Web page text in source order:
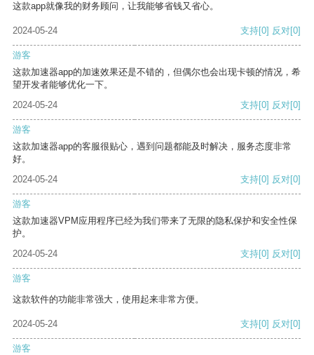
这款app就像我的财务顾问，让我能够省钱又省心。
2024-05-24 支持[0] 反对[0]
游客
这款加速器app的加速效果还是不错的，但偶尔也会出现卡顿的情况，希
望开发者能够优化一下。
2024-05-24
支持[0] 反对[0]
游客
这款加速器app的客服很贴心，遇到问题都能及时解决，服务态度非常
好。
2024-05-24
支持[0] 反对[0]
游客
这款加速器VPM应用程序已经为我们带来了无限的隐私保护和安全性保
护。
2024-05-24
支持[0] 反对[0]
游客
这款软件的功能非常强大，使用起来非常方便。
2024-05-24 支持[0] 反对[0]
游客